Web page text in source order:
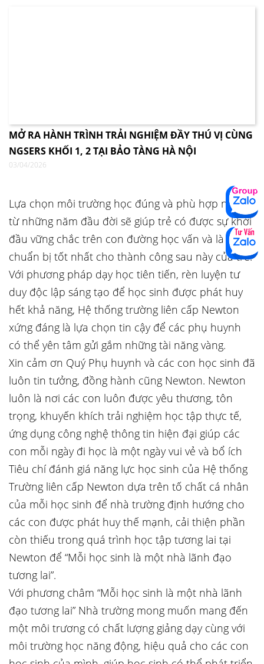
MỞ RA HÀNH TRÌNH TRẢI NGHIỆM ĐẦY THÚ VỊ CÙNG
NGSERS KHỐI 1, 2 TẠI BẢO TÀNG HÀ NỘI
03/04/2026
Lựa chọn môi trường học đúng và phù hợp ngay
từ những năm đầu đời sẽ giúp trẻ có được sự khởi
đầu vững chắc trên con đường học vấn và là sự
chuẩn bị tốt nhất cho thành công sau này của trẻ.
Với phương pháp dạy học tiên tiến, rèn luyện tư
duy độc lập sáng tạo để học sinh được phát huy
hết khả năng, Hệ thống trường liên cấp Newton
xứng đáng là lựa chọn tin cậy để các phụ huynh
có thể yên tâm gửi gắm những tài năng vàng.
Xin cảm ơn Quý Phụ huynh và các con học sinh đã
luôn tin tưởng, đồng hành cũng Newton. Newton
luôn là nơi các con luôn được yêu thương, tôn
trọng, khuyến khích trải nghiệm học tập thực tế,
ứng dụng công nghệ thông tin hiện đại giúp các
con mỗi ngày đi học là một ngày vui vẻ và bổ ích
Tiêu chí đánh giá năng lực học sinh của Hệ thống
Trường liên cấp Newton dựa trên tố chất cá nhân
của mỗi học sinh để nhà trường định hướng cho
các con được phát huy thế mạnh, cải thiện phần
còn thiếu trong quá trình học tập tương lai tại
Newton để “Mỗi học sinh là một nhà lãnh đạo
tương lai”.
Với phương châm “Mỗi học sinh là một nhà lãnh
đạo tương lai” Nhà trường mong muốn mang đến
một môi trương có chất lượng giảng dạy cùng với
môi trường học năng động, hiệu quả cho các con